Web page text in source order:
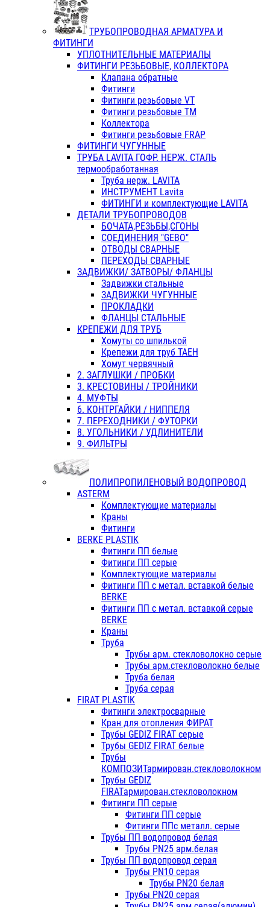
ТРУБОПРОВОДНАЯ АРМАТУРА И
ФИТИНГИ
УПЛОТНИТЕЛЬНЫЕ МАТЕРИАЛЫ
ФИТИНГИ РЕЗЬБОВЫЕ, КОЛЛЕКТОРА
Клапана обратные
Фитинги
Фитинги резьбовые VT
Фитинги резьбовые ТМ
Коллектора
Фитинги резьбовые FRAP
ФИТИНГИ ЧУГУННЫЕ
ТРУБА LAVITA ГОФР. НЕРЖ. СТАЛЬ
термообработанная
Труба нерж. LAVITA
ИНСТРУМЕНТ Lavita
ФИТИНГИ и комплектующие LAVITA
ДЕТАЛИ ТРУБОПРОВОДОВ
БОЧАТА,РЕЗЬБЫ,СГОНЫ
СОЕДИНЕНИЯ "GEBO"
ОТВОДЫ СВАРНЫЕ
ПЕРЕХОДЫ СВАРНЫЕ
ЗАДВИЖКИ/ ЗАТВОРЫ/ ФЛАНЦЫ
Задвижки стальные
ЗАДВИЖКИ ЧУГУННЫЕ
ПРОКЛАДКИ
ФЛАНЦЫ СТАЛЬНЫЕ
КРЕПЕЖИ ДЛЯ ТРУБ
Хомуты со шпилькой
Крепежи для труб ТАЕН
Хомут червячный
2. ЗАГЛУШКИ / ПРОБКИ
3. КРЕСТОВИНЫ / ТРОЙНИКИ
4. МУФТЫ
6. КОНТРГАЙКИ / НИППЕЛЯ
7. ПЕРЕХОДНИКИ / ФУТОРКИ
8. УГОЛЬНИКИ / УДЛИНИТЕЛИ
9. ФИЛЬТРЫ
ПОЛИПРОПИЛЕНОВЫЙ ВОДОПРОВОД
ASTERM
Комплектующие материалы
Краны
Фитинги
BERKE PLASTIK
Фитинги ПП белые
Фитинги ПП серые
Комплектующие материалы
Фитинги ПП с метал. вставкой белые
BERKE
Фитинги ПП с метал. вставкой серые
BERKE
Краны
Труба
Трубы арм. стекловолокно серые
Трубы арм.стекловолокно белые
Труба белая
Труба серая
FIRAT PLASTIK
Фитинги электросварные
Кран для отопления ФИРАТ
Трубы GEDIZ FIRAT серые
Трубы GEDIZ FIRAT белые
Трубы
КОМПОЗИТармирован.стекловолокном
Трубы GEDIZ
FIRATармирован.стекловолокном
Фитинги ПП серые
Фитинги ПП серые
Фитинги ППс металл. серые
Трубы ПП водопровод белая
Трубы PN25 арм.белая
Трубы ПП водопровод серая
Трубы PN10 серая
Трубы PN20 белая
Трубы PN20 серая